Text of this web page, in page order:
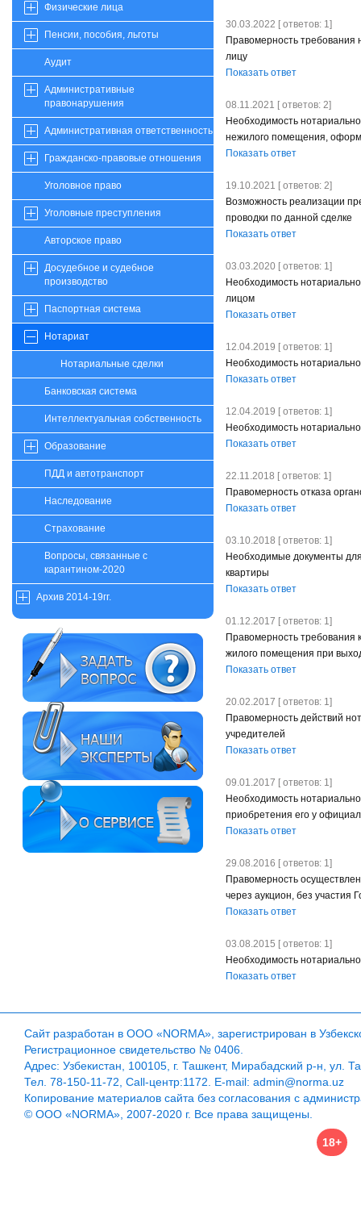
Физические лица
Пенсии, пособия, льготы
Аудит
Административные
правонарушения
Административная ответственность
Гражданско-правовые отношения
Уголовное право
Уголовные преступления
Авторское право
Досудебное и судебное
производство
Паспортная система
Нотариат
Нотариальные сделки
Банковская система
Интеллектуальная собственность
Образование
ПДД и автотранспорт
Наследование
Страхование
Вопросы, связанные с
карантином-2020
Архив 2014-19гг.
30.03.2022 [ ответов: 1]
Правомерность требования
лицу
Показать ответ
08.11.2021 [ ответов: 2]
Необходимость
нежилого помещения,
Показать ответ
19.10.2021 [ ответов: 2]
Возможность реализации
проводки по данной сделке
Показать ответ
03.03.2020 [ ответов: 1]
Необходимость
лицом
Показать ответ
12.04.2019 [ ответов: 1]
Необходимость
Показать ответ
12.04.2019 [ ответов: 1]
Необходимость
Показать ответ
22.11.2018 [ ответов: 1]
Правомерность отказа
Показать ответ
03.10.2018 [ ответов: 1]
Необходимые документы
квартиры
Показать ответ
01.12.2017 [ ответов: 1]
Правомерность требования
жилого помещения при
Показать ответ
20.02.2017 [ ответов: 1]
Правомерность действий
учредителей
Показать ответ
09.01.2017 [ ответов: 1]
Необходимость
приобретения его у
Показать ответ
29.08.2016 [ ответов: 1]
Правомерность
через аукцион, без участия
Показать ответ
03.08.2015 [ ответов: 1]
Необходимость
Показать ответ
Сайт разработан в ООО «NORMA», зарегистрирован в
Регистрационное свидетельство № 0406.
Адрес: Узбекистан, 100105, г. Ташкент, Мирабадский р-н, ул.
Тел. 78-150-11-72, Call-центр:1172. E-mail: admin@norma.uz
Копирование материалов сайта без согласования с
© ООО «NORMA», 2007-2020 г. Все права защищены.
18+